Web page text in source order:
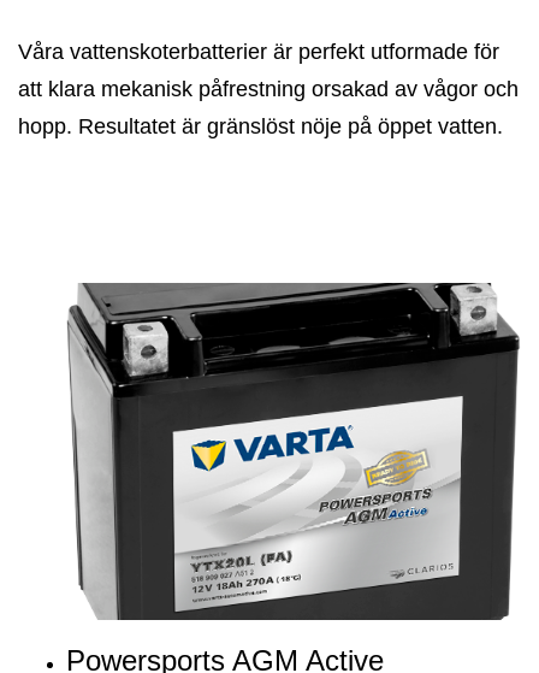
Våra vattenskoterbatterier är perfekt utformade för
att klara mekanisk påfrestning orsakad av vågor och
hopp. Resultatet är gränslöst nöje på öppet vatten.
Powersports AGM Active